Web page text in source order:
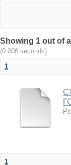
Showing 1 out of
(0.006 seconds)
1
1